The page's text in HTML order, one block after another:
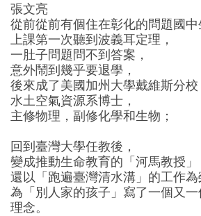
張文亮
從前從前有個住在彰化的問題國中
上課第一次聽到波義耳定理，
一肚子問題問不到答案，
意外鬧到幾乎要退學，
後來成了美國加州大學戴維斯分校
水土空氣資源系博士，
主修物理，副修化學和生物；
回到臺灣大學任教後，
變成推動生命教育的「河馬教授」
還以「跑遍臺灣清水溝」的工作為
為「別人家的孩子」寫了一個又
理念。